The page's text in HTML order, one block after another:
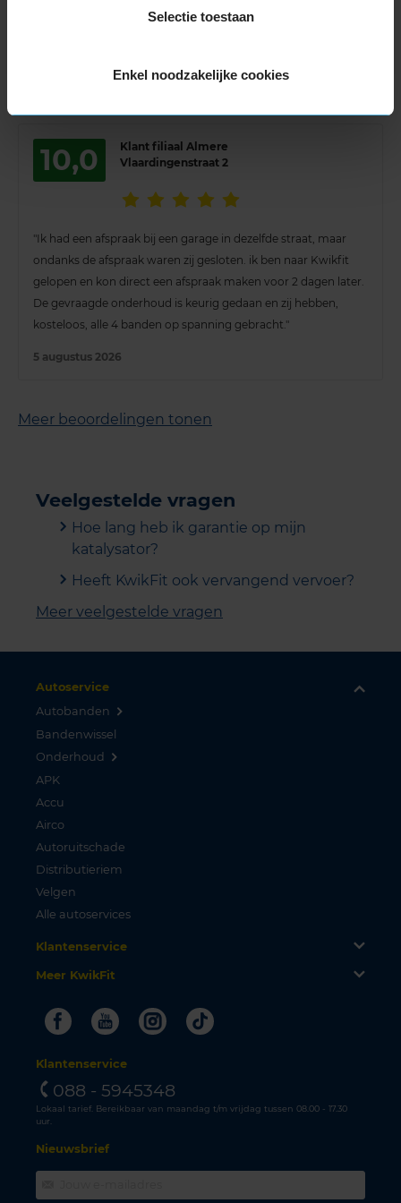
Selectie toestaan
Enkel noodzakelijke cookies
Language is some times a barrier but they made it so easy
5 augustus 2026
10,0
Klant filiaal Almere
Vlaardingenstraat 2
"Ik had een afspraak bij een garage in dezelfde straat, maar
ondanks de afspraak waren zij gesloten. ik ben naar Kwikfit
gelopen en kon direct een afspraak maken voor 2 dagen later.
De gevraagde onderhoud is keurig gedaan en zij hebben,
kosteloos, alle 4 banden op spanning gebracht."
5 augustus 2026
Meer beoordelingen tonen
Veelgestelde vragen
Hoe lang heb ik garantie op mijn
katalysator?
Heeft KwikFit ook vervangend vervoer?
Meer veelgestelde vragen
Autoservice
Autobanden
Bandenwissel
Onderhoud
APK
Accu
Airco
Autoruitschade
Distributieriem
Velgen
Alle autoservices
Klantenservice
Meer KwikFit
FacebookYoutubeInstagram
Tiktok
Klantenservice
088 - 5945348
Lokaal tarief. Bereikbaar van maandag t/m vrijdag tussen 08.00 - 17.30
uur.
Nieuwsbrief